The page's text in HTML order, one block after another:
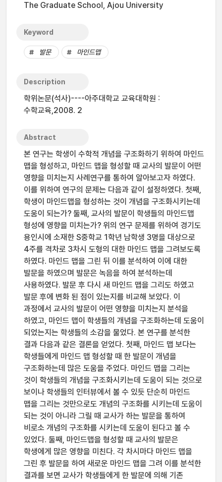
The Graduate School, Ajou University
Keyword
발문 마인드맵
Description
학위논문(석사)----아주대학교 교육대학원 :
수학교육,2008. 2
Abstract
본 연구는 학생이 수학적 개념을 구조화하기 위하여 마인드
맵을 형성하고, 마인드 맵을 형성할 때 교사의 발문이 어떤
영향을 미치는지 사례연구를 통하여 알아보고자 하였다.
이를 위하여 연구의 문제는 다음과 같이 설정하였다. 첫째,
학생이 마인드맵을 형성하는 것이 개념을 구조화시키는데
도움이 되는가? 둘째, 교사의 발문이 학생들의 마인드맵
형성에 영향을 미치는가? 위의 연구 문제를 위하여 경기도
용인시에 소재한 S중학교 1학년 남학생 3명을 대상으로
4주를 격차로 3차시 도형의 대한 마인드 맵을 그려보도록
하였다. 마인드 맵을 그린 뒤 이를 분석하여 이에 대한
발문을 하였으며 발문은 녹음을 하여 분석하는데
사용하였다. 발문 후 다시 새 마인드 맵을 그리도 하였고
발문 후에 변화 된 점이 있는지를 비교해 보았다. 이
과정에서 교사의 발문이 어떤 영향을 미치는지 분석을
하였고, 마인드 맵이 학생들의 개념을 구조화하는데 도움이
되었는지는 학생들의 소감을 물었다. 본 연구를 분석한
결과 다음과 같은 결론을 얻었다. 첫째, 마인드 맵 보다는
학생들에게 마인드 맵 형성할 때 한 발문이 개념을
구조화하는데 많은 도움을 주었다. 마인드 맵을 그리는
것이 학생들의 개념을 구조화시키는데 도움이 되는 것으로
보이나 학생들의 인터뷰에서 볼 수 있듯 단순히 마인드
맵을 그리는 것만으로도 개념의 구조화를 시키는데 도움이
되는 것이 아니라 그릴 때 교사가 하는 발문을 통하여
비로소 개념의 구조화를 시키는데 도움이 된다고 볼 수
있었다. 둘째, 마인드맵을 형성할 때 교사의 발문은
학생에게 많은 영향을 미친다. 각 차시마다 마인드 맵을
그린 후 발문을 하여 새로운 마인드 맵을 그려 이를 분석한
결과를 보면 교사가 학생들에게 한 발문에 의해 기존